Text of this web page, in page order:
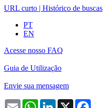
URL curto | Histórico de buscas
PT
EN
Acesse nosso FAQ
Guia de Utilização
Envie sua mensagem
Email WhatsAppLinkedIn
X